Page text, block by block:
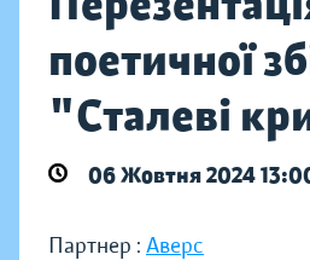
поетичної
"Сталеві
06 Жовтня 2024
Партнер : Аверс